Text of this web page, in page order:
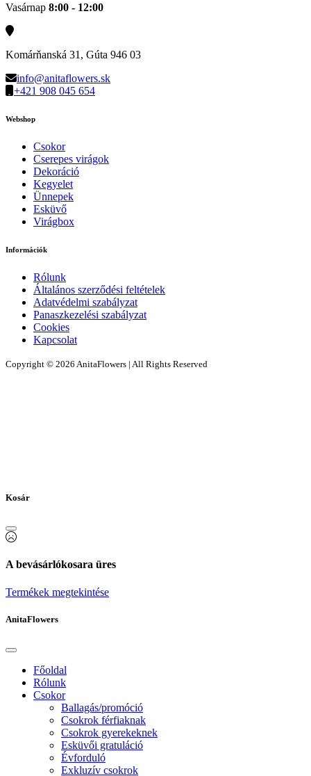
Vasárnap 8:00 - 12:00
Komárňanská 31, Gúta 946 03
info@anitaflowers.sk
+421 908 045 654
Webshop
Csokor
Cserepes virágok
Dekoráció
Kegyelet
Ünnepek
Esküvő
Virágbox
Információk
Rólunk
Általános szerződési feltételek
Adatvédelmi szabályzat
Panaszkezelési szabályzat
Cookies
Kapcsolat
Copyright © 2026 AnitaFlowers | All Rights Reserved
Kosár
A bevásárlókosara üres
Termékek megtekintése
AnitaFlowers
Főoldal
Rólunk
Csokor
Ballagás/promóció
Csokrok férfiaknak
Csokrok gyerekeknek
Esküvői gratuláció
Évforduló
Exkluzív csokrok